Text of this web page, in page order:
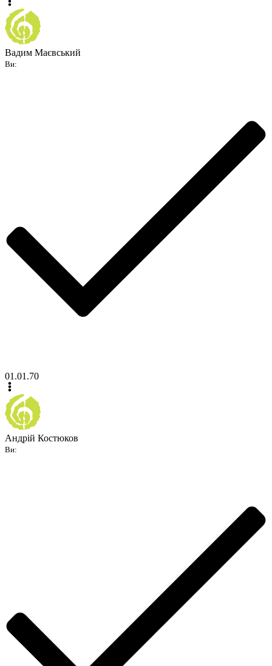
Вадим Маєвський
Ви:
01.01.70
Андрій Костюков
Ви: